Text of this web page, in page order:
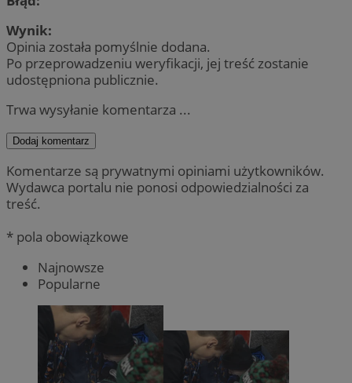
Wynik:
Opinia została pomyślnie dodana.
Po przeprowadzeniu weryfikacji, jej treść zostanie
udostępniona publicznie.
Trwa wysyłanie komentarza ...
Dodaj komentarz
Komentarze są prywatnymi opiniami użytkowników.
Wydawca portalu nie ponosi odpowiedzialności za
treść.
* pola obowiązkowe
Najnowsze
Popularne